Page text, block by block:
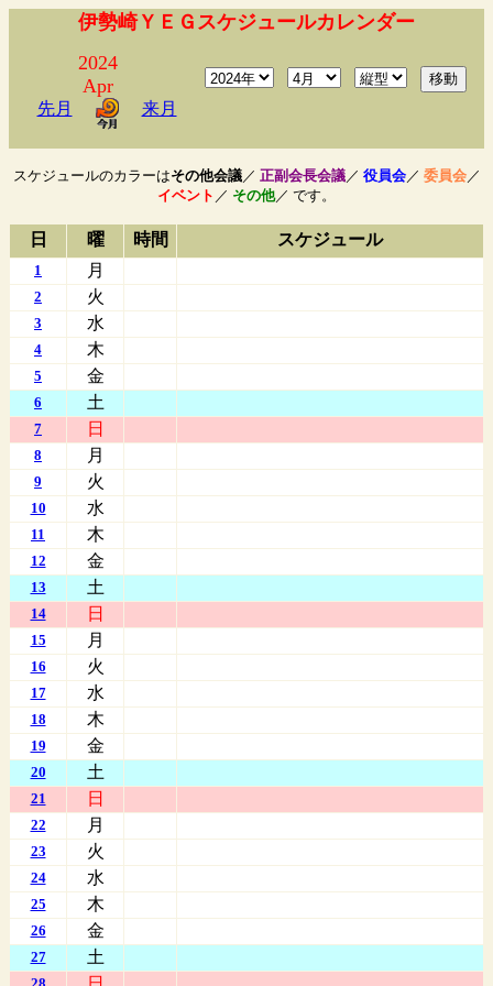
伊勢崎ＹＥＧスケジュールカレンダー
2024
Apr
先月 来月
スケジュールのカラーはその他会議／ 正副会長会議／ 役員会／ 委員会／
イベント ／ その他／ です。
日 曜 時間 スケジュール
1 月
2 火
3 水
4 木
5 金
6 土
7 日
8 月
9 火
10 水
11 木
12 金
13 土
14 日
15 月
16 火
17 水
18 木
19 金
20 土
21 日
22 月
23 火
24 水
25 木
26 金
27 土